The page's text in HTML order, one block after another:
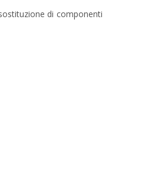
di componenti